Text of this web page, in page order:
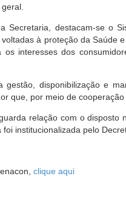
Secretaria, destacam-se o
à proteção da Saúde
os interesses dos
gestão, disponibilização e
que, por meio de
relação com o
institucionalizada pelo
clique aqui